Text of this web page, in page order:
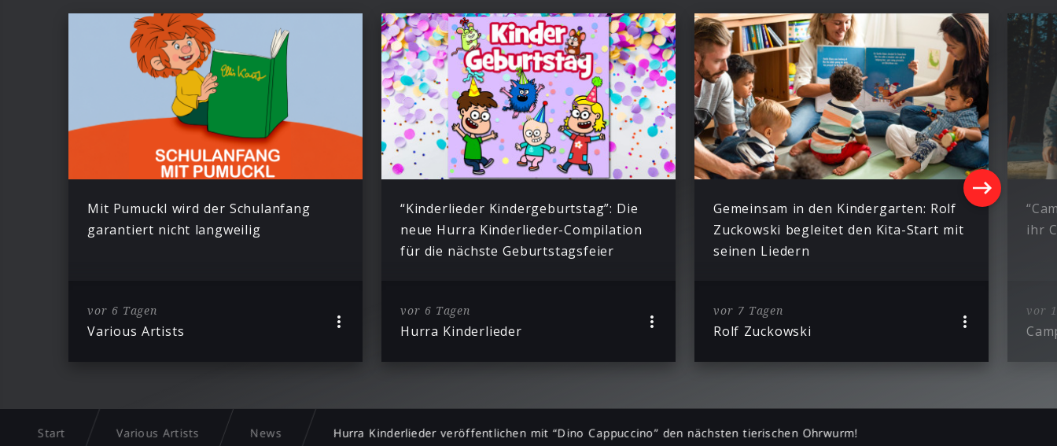
Mit Pumuckl wird der Schulanfang
garantiert nicht langweilig
vor 6 Tagen
Various Artists
“Kinderlieder Kindergeburtstag”: Die
neue Hurra Kinderlieder-Compilation
für die nächste Geburtstagsfeier
vor 6 Tagen
Hurra Kinderlieder
Gemeinsam in den Kindergarten: Rolf
Zuckowski begleitet den Kita-Start mit
seinen Liedern
vor 7 Tagen
Rolf Zuckowski
ihr
vor
Start Various Artists News Hurra Kinderlieder veröffentlichen mit “Dino Cappuccino” den nächsten tierischen Ohrwurm!